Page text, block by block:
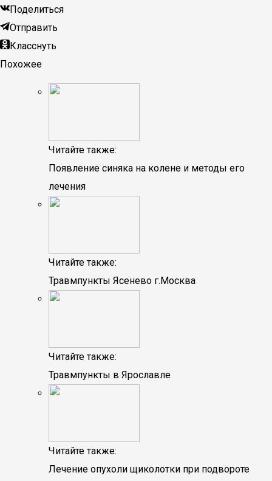
Поделиться
Отправить
Класснуть
Похожее
Читайте также:
Появление синяка на колене и методы его
лечения
Читайте также:
Травмпункты Ясенево г.Москва
Читайте также:
Травмпункты в Ярославле
Читайте также:
Лечение опухоли щиколотки при подвороте